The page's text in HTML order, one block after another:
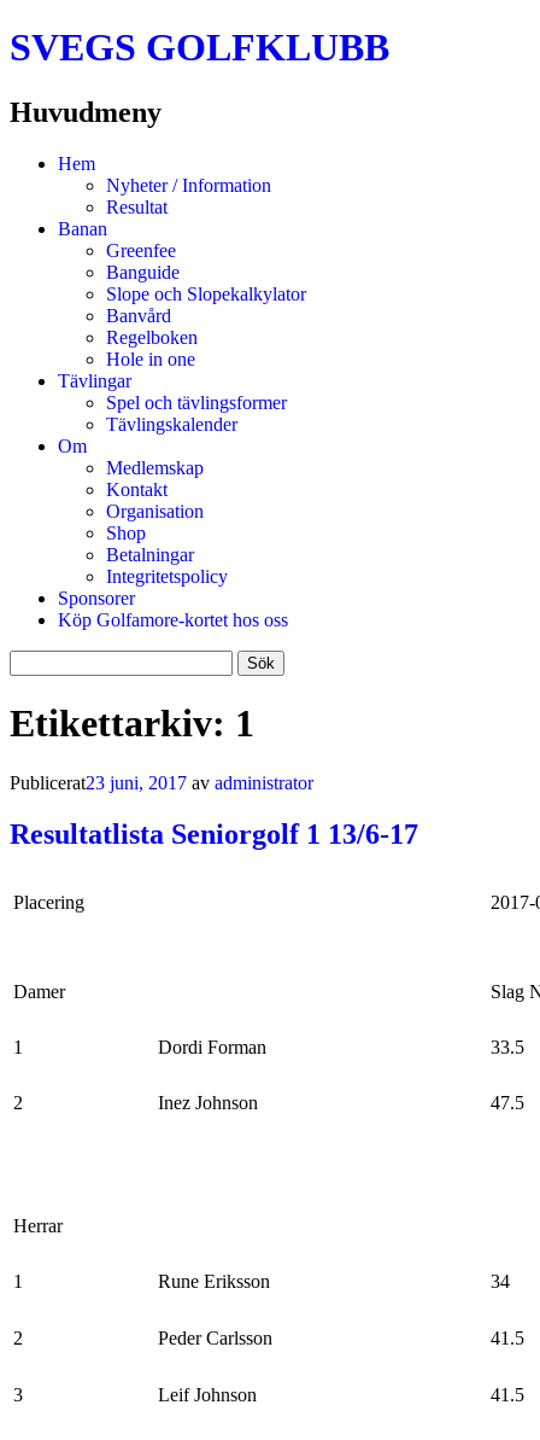
SVEGS GOLFKLUBB
Huvudmeny
HoppaHem
Nyheter / Information
Resultat
Banan
Greenfee
Banguide
Slope och Slopekalkylator
Banvård
Regelboken
Hole in one
Tävlingar
Spel och tävlingsformer
Tävlingskalender
Om
Medlemskap
Kontakt
Organisation
Shop
Betalningar
Integritetspolicy
Sponsorer
Köp Golfamore-kortet hos oss
efter:
Etikettarkiv: 1
Publicerat23 juni, 2017 av administrator
Resultatlista Seniorgolf 1 13/6-17
Placering 2017-
Damer Slag
1 Dordi Forman 33.5
2 Inez Johnson 47.5
Herrar
1 Rune Eriksson 34
2 Peder Carlsson 41.5
3 Leif Johnson 41.5